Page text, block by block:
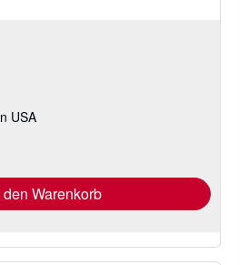
USA
den Warenkorb